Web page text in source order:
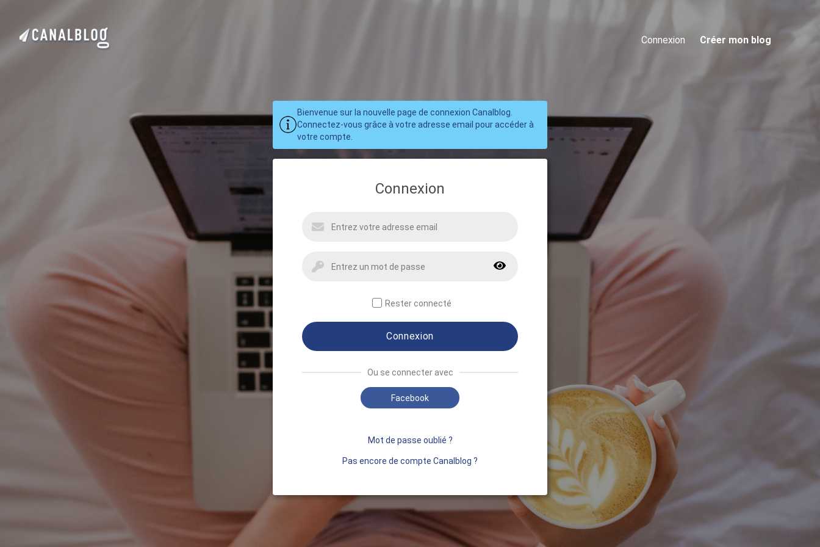
Connexion Créer mon blog
Bienvenue sur la nouvelle page de connexion Canalblog.
Connectez-vous grâce à votre adresse email pour accéder à
votre compte.
Connexion
Rester connecté
Connexion
Ou se connecter avec
Facebook
Mot de passe oublié ?
Pas encore de compte Canalblog ?